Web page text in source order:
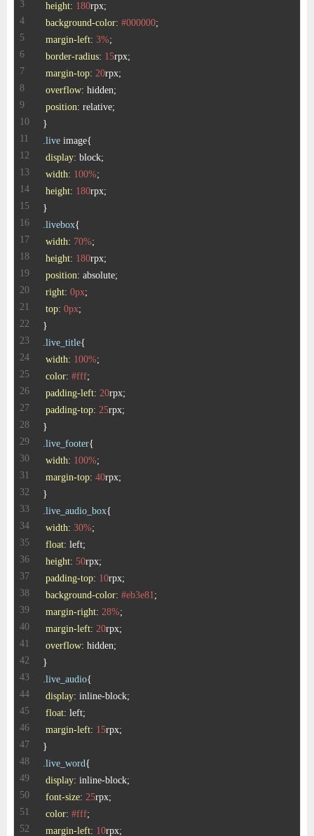
height: 180
background-color: #000000
margin-left: 3%
border-radius: 15
margin-top: 20
overflow
position
.live
display
width: 100%
height: 180
.livebox
width: 70%
height: 180
position
right: 0px
top: 0px
.live_title
width: 100%
color: #fff
padding-left: 20
padding-top: 25
.live_footer
width: 100%
margin-top: 40
.live_audio_box
width: 30%
float
height: 50
padding-top: 10
background-color: #eb3e81
margin-right: 28%
margin-left: 20
overflow
.live_audio
display
float
margin-left: 15
.live_word
display
font-size: 25
color: #fff
margin-left: 10